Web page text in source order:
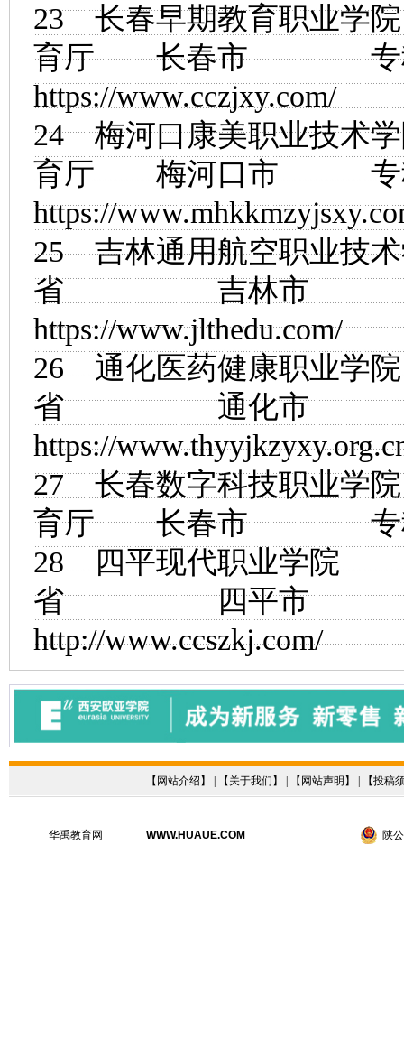
23长春早期教育职业学院
育厅 长春
https://www.cczjxy.com/
24梅河口康美职业技术
育厅 梅河口
https://
25吉林通用航空职业技
省 吉林
https://www.jlthedu.com/
26通化医药健康职业学院
省 通化
https://
27长春数字科技职业学院
育厅 长春
28四平现代职业学院
省 四平
http://www.ccszkj.com/
【 网站介绍 】 | 【 关于我们 】 | 【 网站声明 】 | 【投稿
华禹教育网 WWW.HUAUE.COM 陕